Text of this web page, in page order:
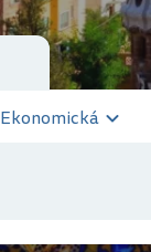
Ekonomická